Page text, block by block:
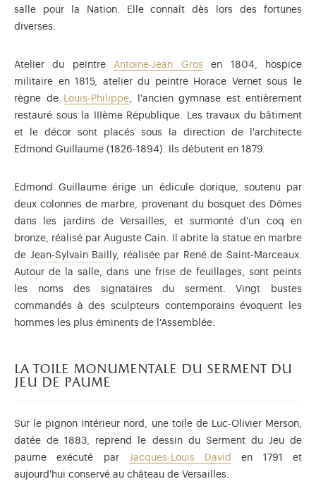
salle pour la Nation. Elle connaît dès lors des fortunes
diverses.
Atelier du peintreAntoine-Jean Gros en 1804, hospice
militaire en 1815, atelier du peintre Horace Vernet sous le
règne de
Louis-Philippe, l'ancien gymnase est entièrement
restauré sous la IIIème République. Les travaux du bâtiment
et le décor sont placés sous la direction de l'architecte
Edmond Guillaume (1826-1894). Ils débutent en 1879.
Edmond Guillaume érige un édicule dorique, soutenu par
deux colonnes de marbre, provenant du bosquet des Dômes
dans les jardins de Versailles, et surmonté d'un coq en
bronze, réalisé par Auguste Cain. Il abrite la statue en marbre
de Jean-Sylvain BaillyJean-Sylvain Bailly (1736-1793) était
, réalisée par René de Saint-Marceaux.
Autour de la salle, dans une frise de feuillages, sont peints
les noms des signataires du serment. Vingt bustes
commandés à des sculpteurs contemporains évoquent les
hommes les plus éminents de l'Assemblée.
la toile monumentale du serment du
jeu de paume
Sur le pignon intérieur nord, une toile de Luc-Olivier Merson,
datée de 1883, reprend le dessin du Serment du Jeu de
paume exécuté par Jacques-Louis David
en 1791 et
aujourd'hui conservé au château de Versailles.